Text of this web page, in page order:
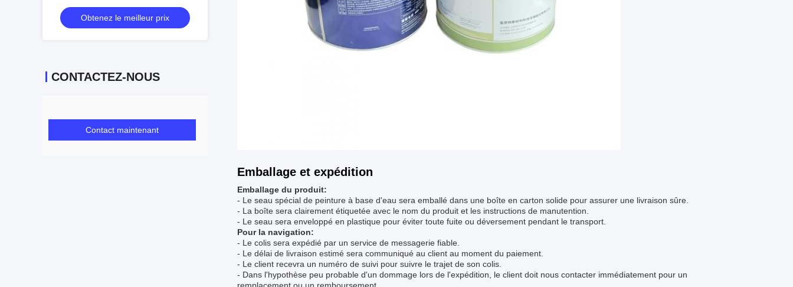
pour graisse chimique avec couvercle
Obtenez le meilleur prix
CONTACTEZ-NOUS
Contact maintenant
Emballage et expédition
Emballage du produit:
- Le seau spécial de peinture à base d'eau sera emballé dans une boîte en carton solide pour assurer une livraison sûre.
- La boîte sera clairement étiquetée avec le nom du produit et les instructions de manutention.
- Le seau sera enveloppé en plastique pour éviter toute fuite ou déversement pendant le transport.
Pour la navigation:
- Le colis sera expédié par un service de messagerie fiable.
- Le délai de livraison estimé sera communiqué au client au moment du paiement.
- Le client recevra un numéro de suivi pour suivre le trajet de son colis.
- Dans l'hypothèse peu probable d'un dommage lors de l'expédition, le client doit nous contacter immédiatement pour un